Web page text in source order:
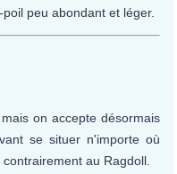
peu abondant et léger.
on accepte désormais
se situer n'importe où
au Ragdoll.